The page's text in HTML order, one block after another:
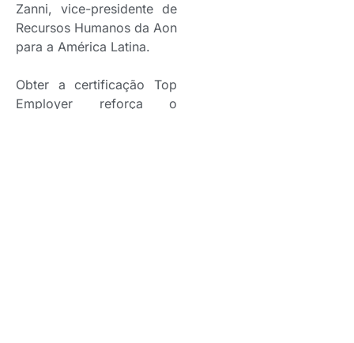
Zanni, vice-presidente de
Recursos Humanos da Aon
para a América Latina.
Obter a certificação Top
Employer reforça o